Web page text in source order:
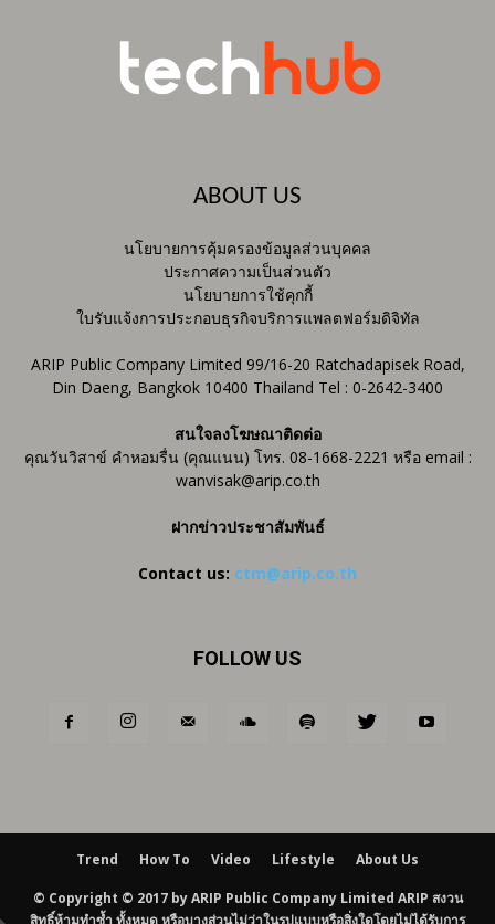
ABOUT US
นโยบายการคุ้มครองข้อมูลส่วนบุคคล
ประกาศความเป็นส่วนตัว
นโยบายการใช้คุกกี้
ใบรับแจ้งการประกอบธุรกิจบริการแพลตฟอร์มดิจิทัล
ARIP Public Company Limited 99/16-20 Ratchadapisek Road,
Din Daeng, Bangkok 10400 Thailand Tel : 0-2642-3400
สนใจลงโฆษณาติดต่อ
คุณวันวิสาข์ คำหอมรื่น (คุณแนน) โทร. 08-1668-2221 หรือ email :
wanvisak@arip.co.th
ฝากข่าวประชาสัมพันธ์
Contact us: ctm@arip.co.th
FOLLOW US
Trend How To Video Lifestyle About Us
© Copyright © 2017 by ARIP Public Company Limited ARIP สงวน
สิทธิ์ห้ามทำซ้ำ ทั้งหมด หรือบางส่วนไม่ว่าในรูปแบบหรือสิ่งใดโดยไม่ได้รับการ